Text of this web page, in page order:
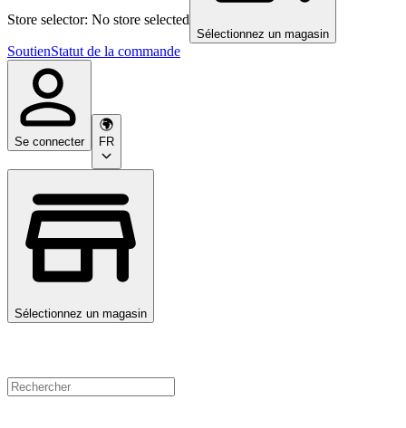
Store selector: No store selected
Sélectionnez un magasin
SoutienStatut de la commande
Se connecter FR
Sélectionnez un magasin